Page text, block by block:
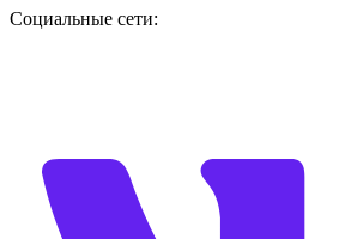
Социальные сети: